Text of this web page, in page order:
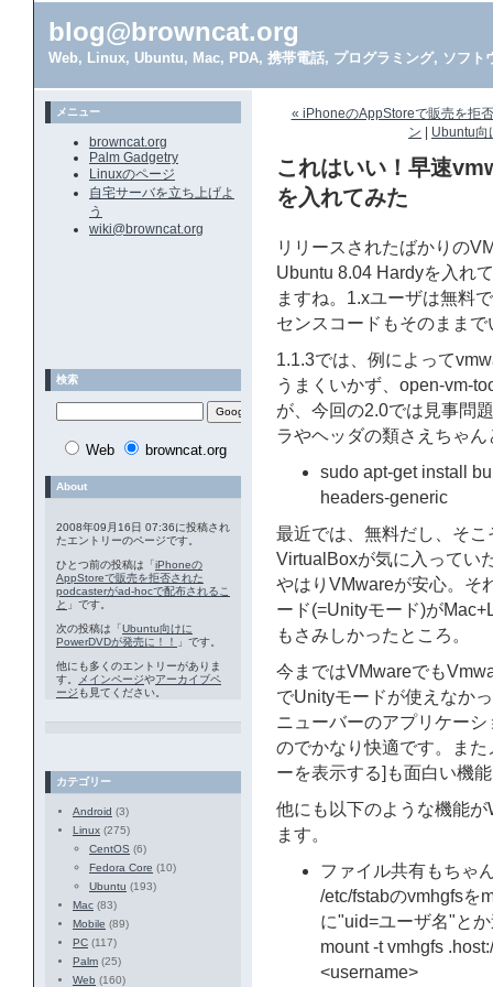
blog@browncat.org
Web, Linux, Ubuntu, Mac, PDA, 携帯電話, プログラミング, ソフト
« iPhoneのAppStoreで販売を拒
ン
Ubuntu向
これはいい！早速
を入れてみた
リリースされたばかりの
Ubuntu 8.04 Hardyを入れ
ますね。1.xユーザは無料
センスコードもそのまま
1.1.3では、例によって
うまくいかず、open-vm-
が、今回の2.0では見事問
ラやヘッダの類さえちゃ
sudo apt-get install
headers-generic
最近では、無料だし、そ
VirtualBoxが気に入ってい
やはりVMwareが安心。そ
ード(=Unityモード)が
もさみしかったところ。
今まではVMwareでも
でUnityモードが使えなか
ニューバーのアプリケー
のでかなり快適です。ま
ーを表示する]も面白い機
他にも以下のような機能
ます。
ファイル共有もちゃ
/etc/fstabのvmhgfsを
に"uid=ユーザ名"と
mount -t vmhgfs
<username>
メニュー
browncat.org
Palm Gadgetry
Linuxのページ
自宅サーバを立ち上げよ
う
wiki@browncat.org
検索
Web browncat.org
About
2008年09月16日 07:36に投稿され
たエントリーのページです。
ひとつ前の投稿は「iPhoneの
AppStoreで販売を拒否された
podcasterがad-hocで配布されるこ
と 」です。
次の投稿は「Ubuntu向けに
PowerDVDが発売に！！
」です。
他にも多くのエントリーがありま
す。
メインページやアーカイブペ
ージ も見てください。
カテゴリー
Android (3)
Linux (275)
CentOS (6)
Fedora Core (10)
Ubuntu (193)
Mac (83)
Mobile (89)
PC (117)
Palm (25)
Web (160)